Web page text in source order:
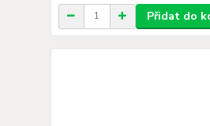
Přidat do